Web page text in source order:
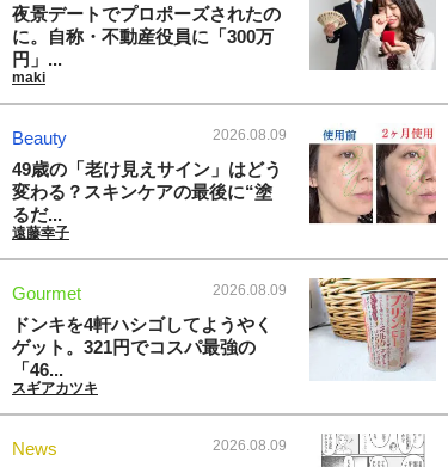
夜景デートでプロポーズされたの
に。自称・不動産役員に「300万
円」...
maki
Beauty 2026.08.09
49歳の「老け見えサイン」はどう
変わる？スキンケアの最後に“塗
るだ...
遠藤幸子
Gourmet 2026.08.09
ドンキを4軒ハシゴしてようやく
ゲット。321円でコスパ最強の
「46...
スギアカツキ
News 2026.08.09